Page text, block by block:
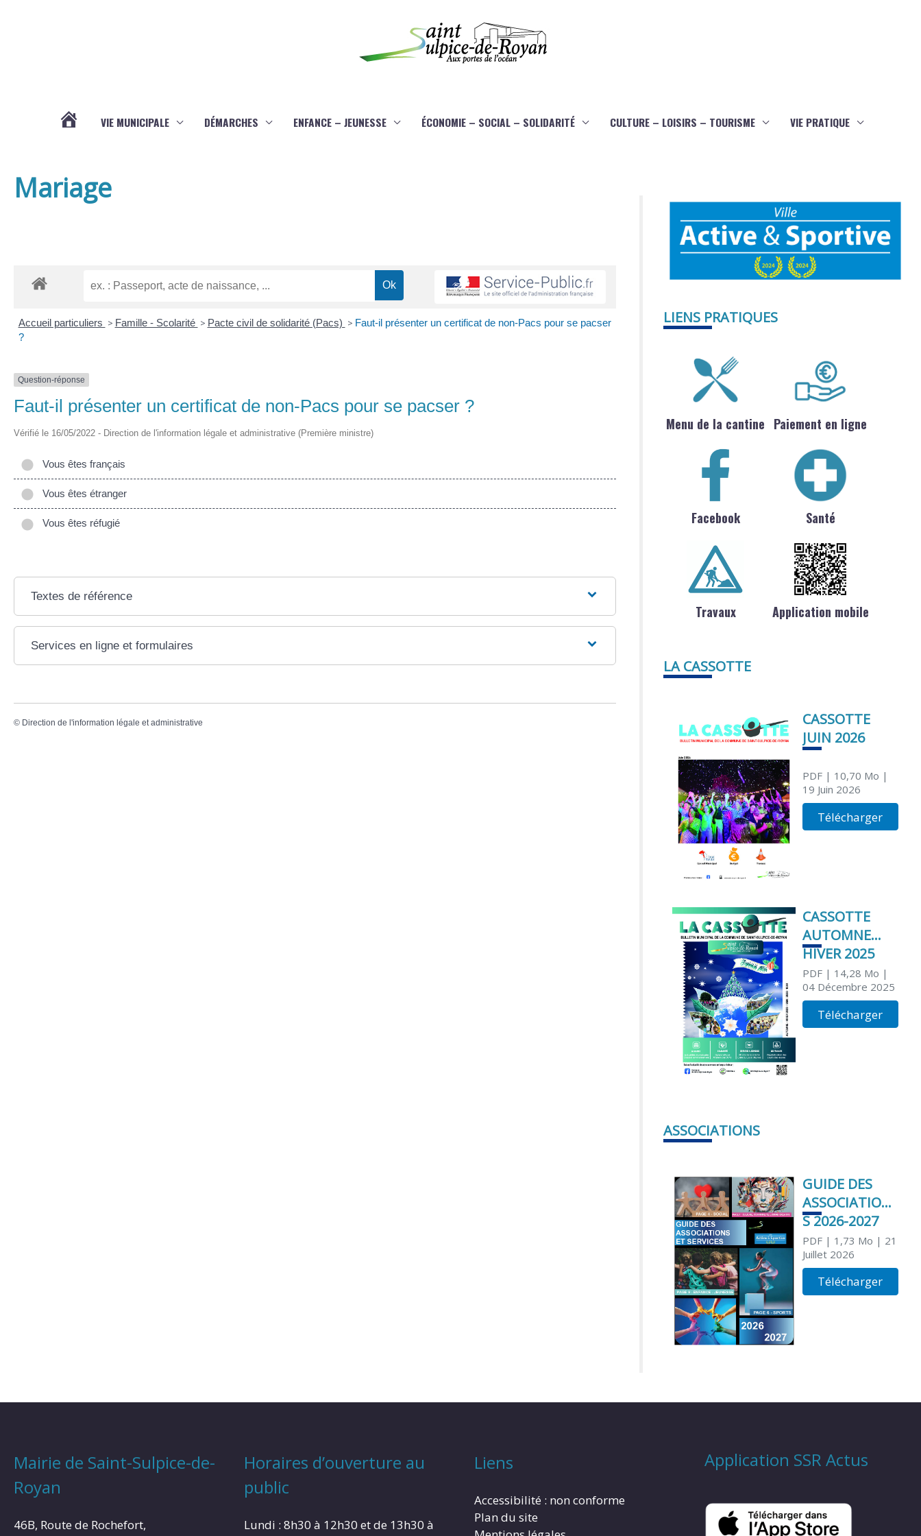
VIE MUNICIPALE DÉMARCHES ENFANCE – JEUNESSE ÉCONOMIE – SOCIAL – SOLIDARITÉ CULTURE – LOISIRS – TOURISME VIE PRATIQUE
Mariage
Accueil particuliers > Famille - Scolarité > Pacte civil de solidarité (Pacs) > Faut-il présenter un certificat de non-Pacs pour se pacser
?
Question-réponse
Faut-il présenter un certificat de non-Pacs pour se pacser ?
Vérifié le 16/05/2022 - Direction de l'information légale et administrative (Première ministre)
Vous êtes français
Vous êtes étranger
Vous êtes réfugié
Textes de référence
Services en ligne et formulaires
© Direction de l'information légale et administrative
LIENS PRATIQUES
Menu de la cantine Paiement en ligne
Facebook Santé
Travaux Application mobile
LA CASSOTTE
CASSOTTE
JUIN 2026
PDF| 10,70 Mo |
19 Juin 2026
Télécharger
CASSOTTE
AUTOMNE
HIVER 2025
PDF| 14,28 Mo |
04 Décembre 2025
Télécharger
ASSOCIATIONS
GUIDE DES
ASSOCIATION
S 2026-2027
PDF| 1,73 Mo | 21
Juillet 2026
Télécharger
Mairie de Saint-Sulpice-de-
Royan
46B, Route de Rochefort,
Horaires d’ouverture au
public
Lundi : 8h30 à 12h30 et de 13h30 à
Liens
Accessibilité : non conforme
Plan du site
Application SSR Actus